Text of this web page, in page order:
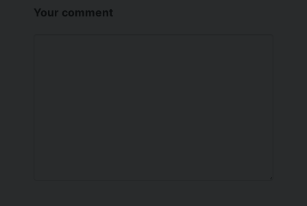
Your comment